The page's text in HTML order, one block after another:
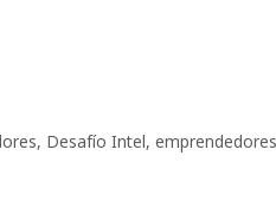
, Desafío Intel, emprendedores